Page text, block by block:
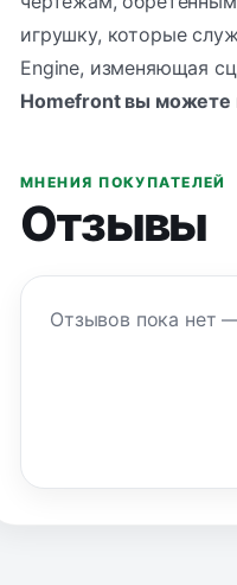
игрушку, которые
Engine, изменяющая
Homefront вы можете
МНЕНИЯ ПОКУПАТЕЛЕЙ
Отзывы
Отзывов пока нет